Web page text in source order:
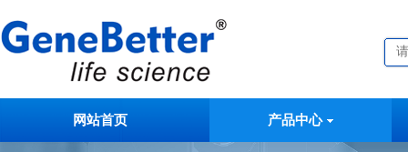
网站首页 产品中心